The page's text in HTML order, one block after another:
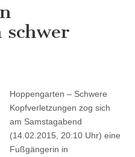
schwer
Hoppengarten – Schwere
Kopfverletzungen zog sich
am Samstagabend
(14.02.2015, 20:10 Uhr) eine
Fußgängerin in